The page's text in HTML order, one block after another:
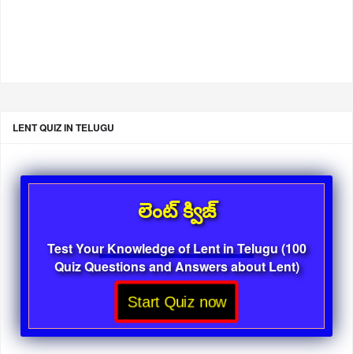
LENT QUIZ IN TELUGU
లెంట్ క్విజ్
Test Your Knowledge of Lent in Telugu (100
Quiz Questions and Answers about Lent)
Start Quiz now